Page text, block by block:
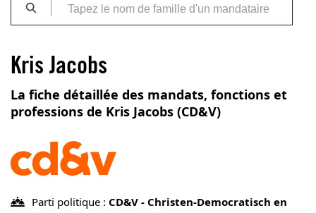
Kris Jacobs
La fiche détaillée des mandats, fonctions et
professions de Kris Jacobs (CD&V)
Parti politique : CD&V - Christen-Democratisch en